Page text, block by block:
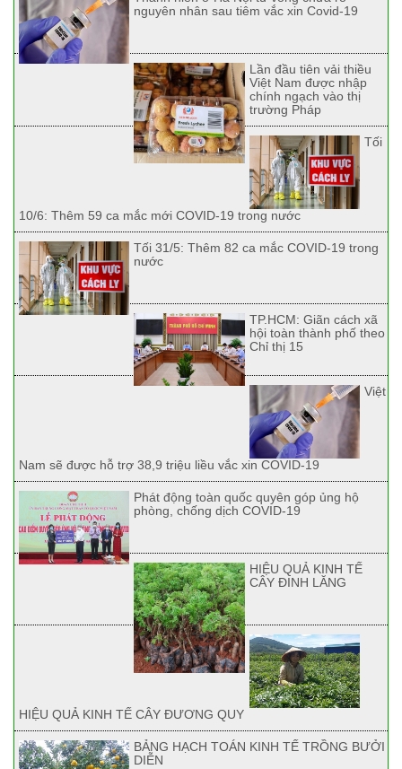
nguyên nhân sau tiêm vắc xin Covid-19
Lần đầu tiên vải thiều
Việt Nam được nhập
chính ngạch vào thị
trường Pháp
Tối
10/6: Thêm 59 ca mắc mới COVID-19 trong nước
Tối 31/5: Thêm 82 ca mắc COVID-19 trong
nước
TP.HCM: Giãn cách xã
hội toàn thành phố theo
Chỉ thị 15
Việt
Nam sẽ được hỗ trợ 38,9 triệu liều vắc xin COVID-19
Phát động toàn quốc quyên góp ủng hộ
phòng, chống dịch COVID-19
HIỆU QUẢ KINH TẾ
CÂY ĐINH LĂNG
HIỆU QUẢ KINH TẾ CÂY ĐƯƠNG QUY
BẢNG HẠCH TOÁN KINH TẾ TRỒNG BƯỞI
DIỄN